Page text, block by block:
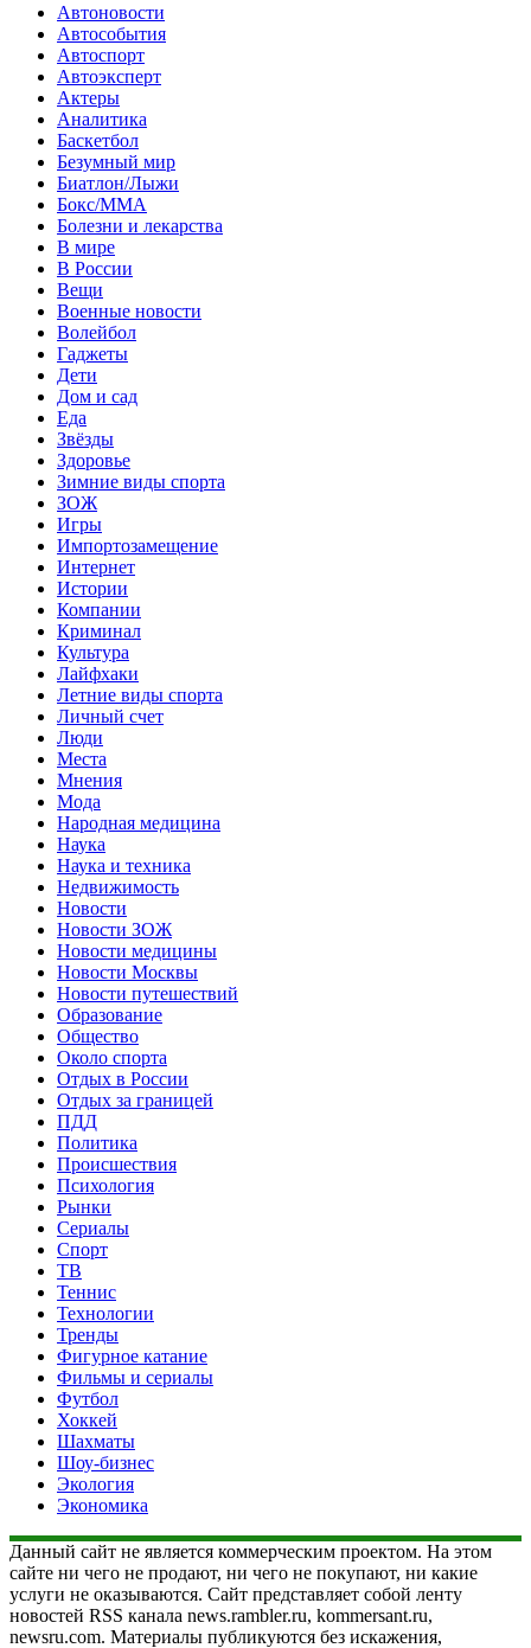
Автоновости
Автособытия
Автоспорт
Автоэксперт
Актеры
Аналитика
Баскетбол
Безумный мир
Биатлон/Лыжи
Бокс/MMA
Болезни и лекарства
В мире
В России
Вещи
Военные новости
Волейбол
Гаджеты
Дети
Дом и сад
Еда
Звёзды
Здоровье
Зимние виды спорта
ЗОЖ
Игры
Импортозамещение
Интернет
Истории
Компании
Криминал
Культура
Лайфхаки
Летние виды спорта
Личный счет
Люди
Места
Мнения
Мода
Народная медицина
Наука
Наука и техника
Недвижимость
Новости
Новости ЗОЖ
Новости медицины
Новости Москвы
Новости путешествий
Образование
Общество
Около спорта
Отдых в России
Отдых за границей
ПДД
Политика
Происшествия
Психология
Рынки
Сериалы
Спорт
ТВ
Теннис
Технологии
Тренды
Фигурное катание
Фильмы и сериалы
Футбол
Хоккей
Шахматы
Шоу-бизнес
Экология
Экономика
Данный сайт не является коммерческим проектом. На этом
сайте ни чего не продают, ни чего не покупают, ни какие
услуги не оказываются. Сайт представляет собой ленту
новостей RSS канала news.rambler.ru, kommersant.ru,
newsru.com. Материалы публикуются без искажения,